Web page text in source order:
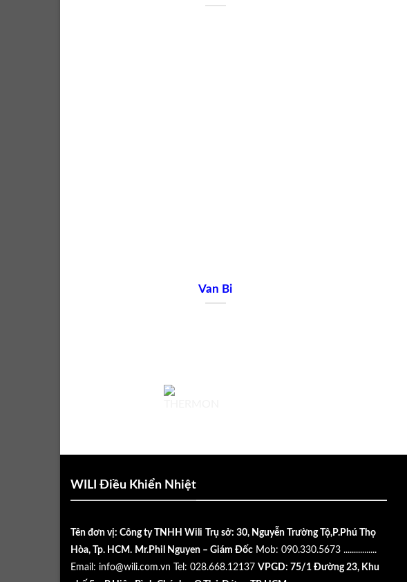
Van Bi
WILI Điều Khiển Nhiệt
Tên đơn vị: Công ty TNHH Wili
Trụ sở: 30, Nguyễn Trường Tộ,P.Phú Thọ
Hòa, Tp. HCM. Mr.Phil Nguyen – Giám Đốc Mob: 090.330.5673 ................
Email: info@wili.com.vn Tel: 028.668.12137 VPGD: 75/1 Đường 23, Khu